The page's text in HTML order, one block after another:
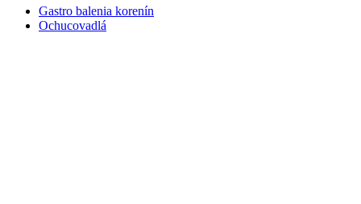
Gastro balenia korenín
Ochucovadlá